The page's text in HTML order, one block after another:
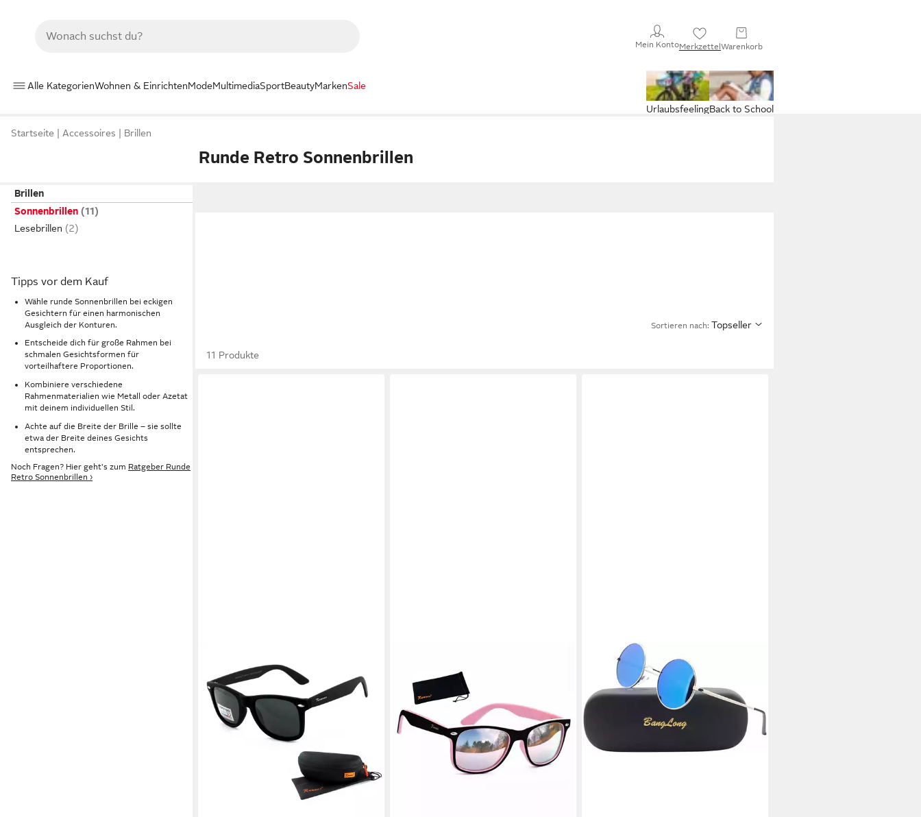
Mein KontoMerkzettelWarenkorb
Alle KategorienWohnen & EinrichtenModeMultimediaSportBeautyMarkenSale
Back to School
Urlaubsfeeling
Startseite Accessoires Brillen
Runde Retro Sonnenbrillen
Brillen
Sonnenbrillen
Lesebrillen
Tipps vor dem Kauf
Wähle runde Sonnenbrillen bei eckigen
Gesichtern für einen harmonischen
Ausgleich der Konturen.
Entscheide dich für große Rahmen bei
schmalen Gesichtsformen für
vorteilhaftere Proportionen.
Kombiniere verschiedene
Rahmenmaterialien wie Metall oder Azetat
mit deinem individuellen Stil.
Achte auf die Breite der Brille – sie sollte
etwa der Breite deines Gesichts
entsprechen.
Noch Fragen? Hier geht's zum Ratgeber Runde
Retro Sonnenbrillen ›
Sortieren nach: Topseller
11 Produkte